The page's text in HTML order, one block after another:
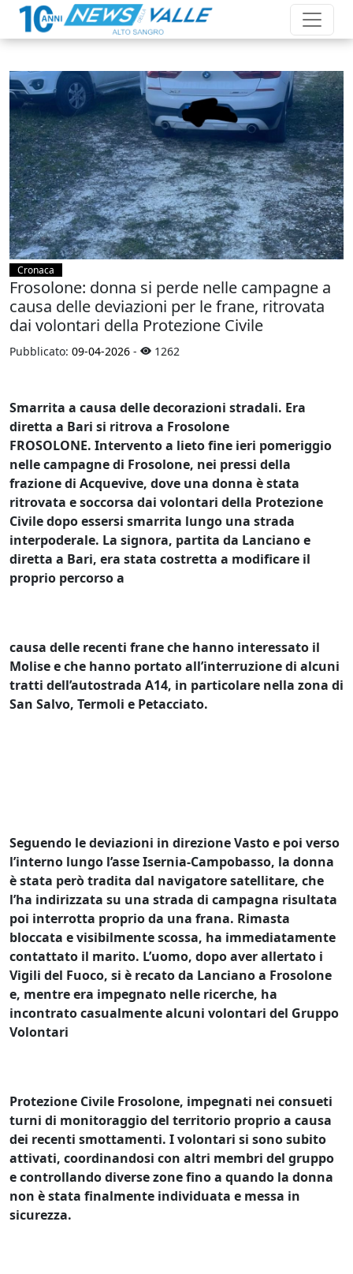
Cronaca
Frosolone: donna si perde nelle campagne a
causa delle deviazioni per le frane, ritrovata
dai volontari della Protezione Civile
Pubblicato: 09-04-2026 - 1262
Smarrita a causa delle decorazioni stradali. Era
diretta a Bari si ritrova a Frosolone
FROSOLONE. Intervento a lieto fine ieri pomeriggio
nelle campagne di Frosolone, nei pressi della
frazione di Acquevive, dove una donna è stata
ritrovata e soccorsa dai volontari della Protezione
Civile dopo essersi smarrita lungo una strada
interpoderale. La signora, partita da Lanciano e
diretta a Bari, era stata costretta a modificare il
proprio percorso a
causa delle recenti frane che hanno interessato il
Molise e che hanno portato all’interruzione di alcuni
tratti dell’autostrada A14, in particolare nella zona di
San Salvo, Termoli e Petacciato.
Seguendo le deviazioni in direzione Vasto e poi verso
l’interno lungo l’asse Isernia-Campobasso, la donna
è stata però tradita dal navigatore satellitare, che
l’ha indirizzata su una strada di campagna risultata
poi interrotta proprio da una frana. Rimasta
bloccata e visibilmente scossa, ha immediatamente
contattato il marito. L’uomo, dopo aver allertato i
Vigili del Fuoco, si è recato da Lanciano a Frosolone
e, mentre era impegnato nelle ricerche, ha
incontrato casualmente alcuni volontari del Gruppo
Volontari
Protezione Civile Frosolone, impegnati nei consueti
turni di monitoraggio del territorio proprio a causa
dei recenti smottamenti. I volontari si sono subito
attivati, coordinandosi con altri membri del gruppo
e controllando diverse zone fino a quando la donna
non è stata finalmente individuata e messa in
sicurezza.